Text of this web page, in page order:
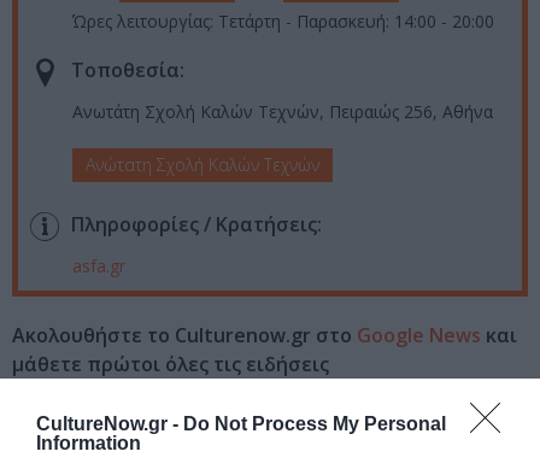
CultureNow.gr - Do Not Process My Personal
Information
Ώρες λειτουργίας: Τετάρτη - Παρασκευή: 14:00 - 20:00
Τοποθεσία:
Ανωτάτη Σχολή Καλών Τεχνών, Πειραιώς 256, Αθήνα
Ανώτατη Σχολή Καλών Τεχνών
Πληροφορίες / Κρατήσεις:
asfa.gr
Ακολουθήστε το Culturenow.gr στο Google News και
μάθετε πρώτοι όλες τις ειδήσεις
Δείτε όλα τατελευταία νέαγια την Τέχνη και τον
Πολιτισμό στο